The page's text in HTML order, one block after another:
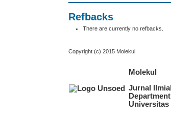
Refbacks
There are currently no refbacks.
Copyright (c) 2015 Molekul
Molekul
Jurnal
Universitas